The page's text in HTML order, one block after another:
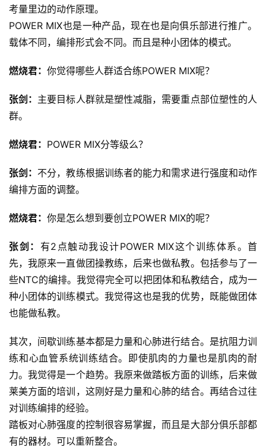
比
赛
观
考量里边的动作原理。
POWER MIX也是一种产品，现在也是向俱乐部进行推广。
载体不同，编排形式会不同。而且是种小团体的模式。
燃烧君： 你觉得哪些人群适合练POWER MIX呢？
张剑： 主要目标人群就是塑性减脂，需要重点部位塑性的人
群。
燃烧君： POWER MIX分等级么？
张剑： 不分，教练根据训练者的能力和需求进行强度和动作
编排方面的调整。
燃烧君： 你是怎么想到要创立POWER MIX的呢？
张剑： 有2点触动我设计POWER MIX这个训练体系。首
先，我原来一直做团操教练，后来也做私教。包括参与了一
些NTC的编排。我觉得完全可以把团体和私教结合，成为一
种小团体的训练模式。我觉得这也是我的优势，既能做团体
也能做私教。
其次，间歇训练基本都是力量和心肺进行结合。是抗阻力训
练和心血管系统训练结合。即使肌肉的力量也是肌肉的耐
力。我觉得是一个趋势。我原来做踏板方面的训练，后来做
莱美方面的培训，这刚好是力量和心肺的结合。再结合过往
对训练编排的经验。
踏板对心肺强度的控制很容易掌握，而且是大部分俱乐部都
有的器材。可以重新整合。